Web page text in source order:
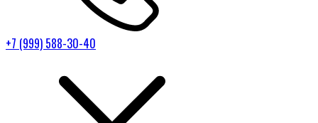
+7 (999) 588-30-40